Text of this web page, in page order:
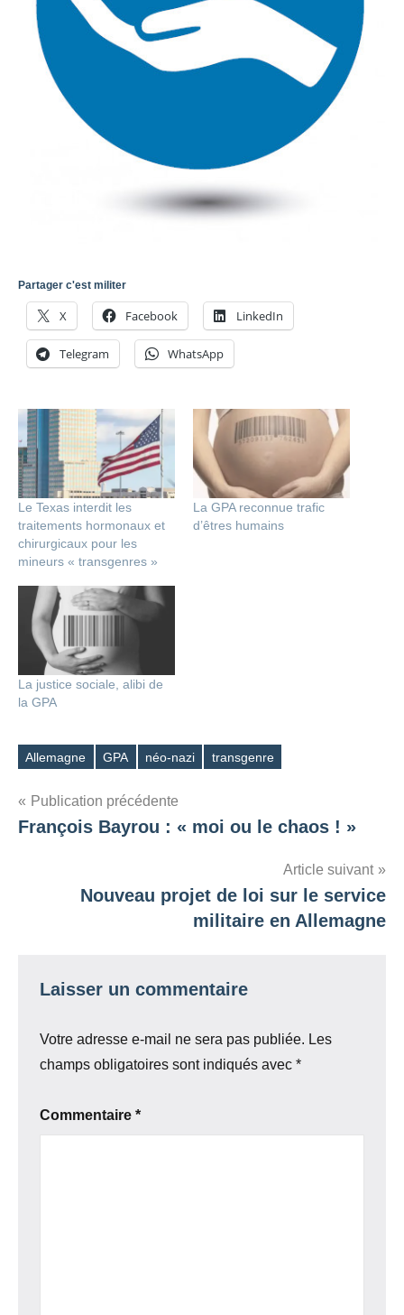
Partager c'est militer
X Facebook LinkedIn
Telegram WhatsApp
Le Texas interdit les
traitements hormonaux et
chirurgicaux pour les
mineurs « transgenres »
La GPA reconnue trafic
d’êtres humains
La justice sociale, alibi de
la GPA
Étiquettes
Allemagne GPA néo-nazi transgenre
Navigation
de
Publication précédente
François Bayrou : « moi ou le chaos ! »
Article suivant
Nouveau projet de loi sur le service
militaire en Allemagne
Laisser un commentaire
Votre adresse e-mail ne sera pas publiée. Les
champs obligatoires sont indiqués avec *
Commentaire *